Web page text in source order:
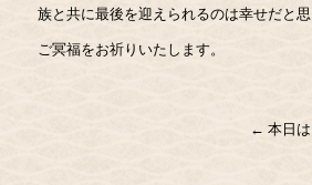
族と共に最後を迎えられるのは幸せだと思
ご冥福をお祈りいたします。
← 本日